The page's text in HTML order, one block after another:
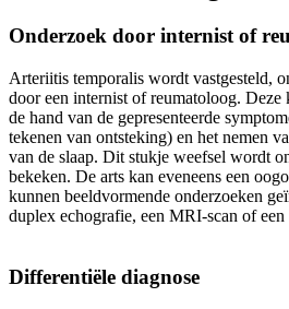
Onderzoek door internist of
Arteriitis temporalis wordt vastgesteld,
door een internist of reumatoloog. Deze
de hand van de gepresenteerde
tekenen van ontsteking) en het nemen
van de slaap. Dit stukje weefsel wordt
bekeken. De arts kan eveneens een
kunnen beeldvormende onderzoeken
duplex echografie, een MRI-scan of een
Differentiële diagnose